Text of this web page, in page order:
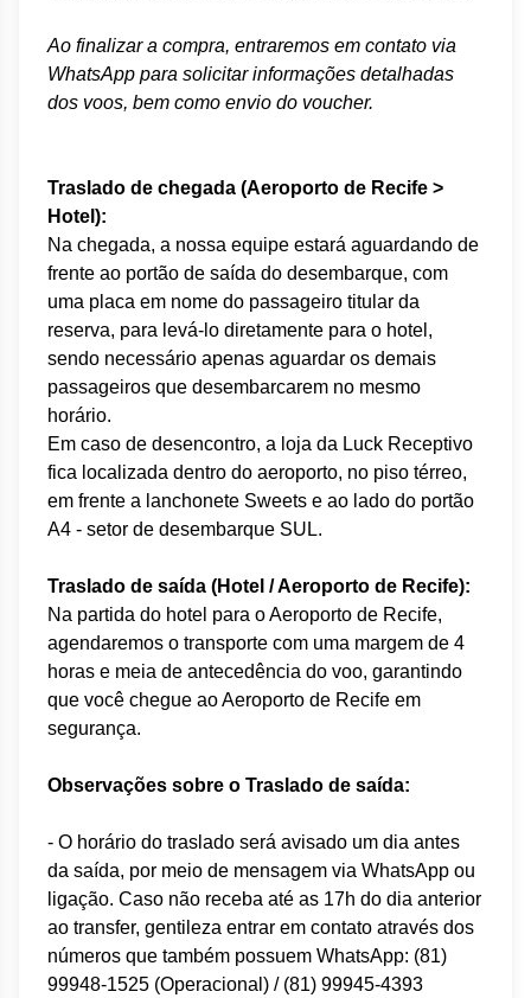
Ao finalizar a compra, entraremos em contato via
WhatsApp para solicitar informações detalhadas
dos voos, bem como envio do voucher.
Traslado de chegada (Aeroporto de Recife >
Hotel):
Na chegada, a nossa equipe estará aguardando de
frente ao portão de saída do desembarque, com
uma placa em nome do passageiro titular ​ da
reserva, para levá-lo diretamente para o hotel,
sendo necessário apenas aguardar os demais
passageiros que desembarcarem no mesmo
horário.
Em caso de desencontro, a loja da Luck Receptivo
fica localizada dentro do aeroporto, no piso térreo,
em frente a lanchonete Sweets e ao lado do portão
A4 - setor de desembarque SUL.
Traslado de saída (Hotel / Aeroporto de Recife):
Na partida do hotel para o Aeroporto de Recife,
agendaremos o transporte com uma margem de 4
horas e meia de antecedência do voo, garantindo
que você chegue ao Aeroporto de Recife em
segurança.
Observações sobre o Traslado de saída:
- O horário do traslado será avisado um dia antes
da saída, por meio de mensagem via WhatsApp ou
ligação. Caso não receba até as 17h do dia anterior
ao transfer, gentileza entrar em contato através dos
números que também possuem WhatsApp: (81)
99948-1525 (Operacional ​) / (81) 99945-4393